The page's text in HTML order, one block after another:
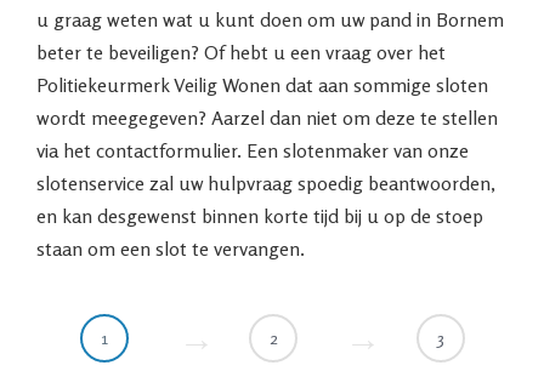
u graag weten wat u kunt doen om uw pand in Bornem
beter te beveiligen? Of hebt u een vraag over het
Politiekeurmerk Veilig Wonen dat aan sommige sloten
wordt meegegeven? Aarzel dan niet om deze te stellen
via het contactformulier. Een slotenmaker van onze
slotenservice zal uw hulpvraag spoedig beantwoorden,
en kan desgewenst binnen korte tijd bij u op de stoep
staan om een slot te vervangen.
1 2 3